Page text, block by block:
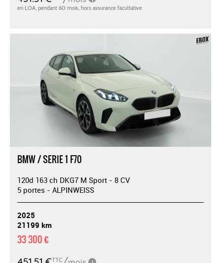
BMW / SERIE 1 F70
120d 163 ch DKG7 M Sport - 8 CV
5 portes - ALPINWEISS
2025
21199 km
33 300 €